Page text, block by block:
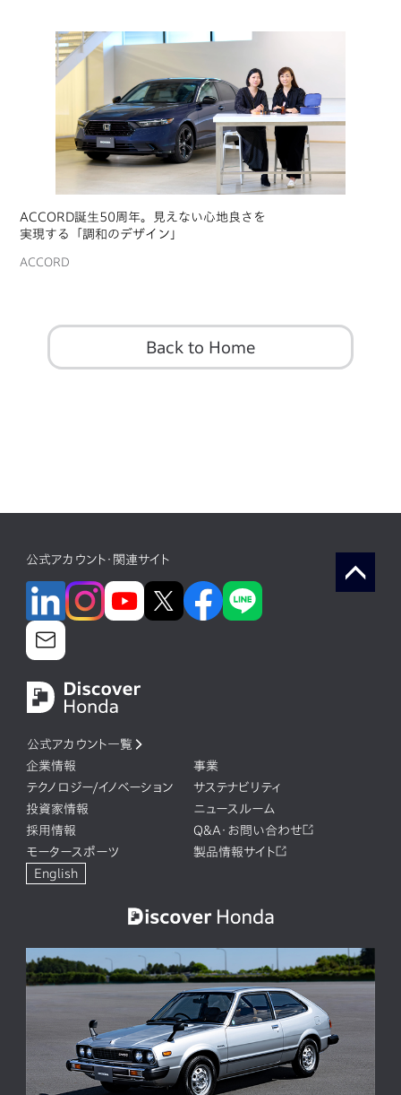
ACCORD誕生50周年。見えない心地良さを
実現する「調和のデザイン」
ACCORD
Back to Home
公式アカウント・関連サイト
公式アカウント一覧
企業情報
事業
テクノロジー/イノベーション
サステナビリティ
投資家情報
ニュースルーム
採用情報
Q&A・お問い合わせ
モータースポーツ
製品情報サイト
English